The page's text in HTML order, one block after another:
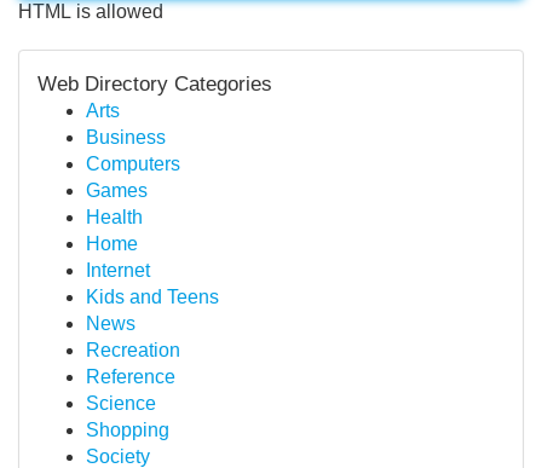
HTML is allowed
Web Directory Categories
Arts
Business
Computers
Games
Health
Home
Internet
Kids and Teens
News
Recreation
Reference
Science
Shopping
Society